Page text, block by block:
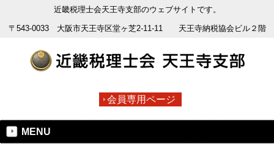
近畿税理士会天王寺支部のウェブサイトです。
〒543-0033 大阪市天王寺区堂ヶ芝2-11-11 天王寺納税協会ビル２階
会員専用ページ
MENU